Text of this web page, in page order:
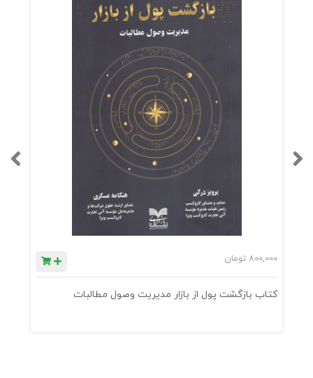
800,000 تومان
کتاب بازگشت پول از بازار مدیریت وصول مطالبات